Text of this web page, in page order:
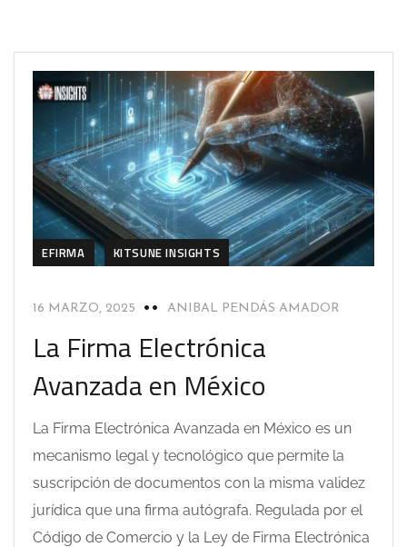
EFIRMA KITSUNE INSIGHTS
16 MARZO, 2025 ANIBAL PENDÁS AMADOR
La Firma Electrónica
Avanzada en México
La Firma Electrónica Avanzada en México es un
mecanismo legal y tecnológico que permite la
suscripción de documentos con la misma validez
jurídica que una firma autógrafa. Regulada por el
Código de Comercio y la Ley de Firma Electrónica